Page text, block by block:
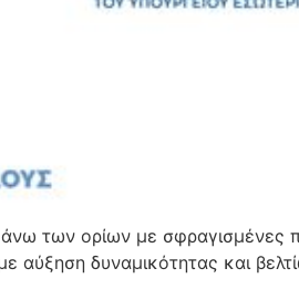
των ορίων με σφραγισμένες
αύξηση δυναμικότητας και